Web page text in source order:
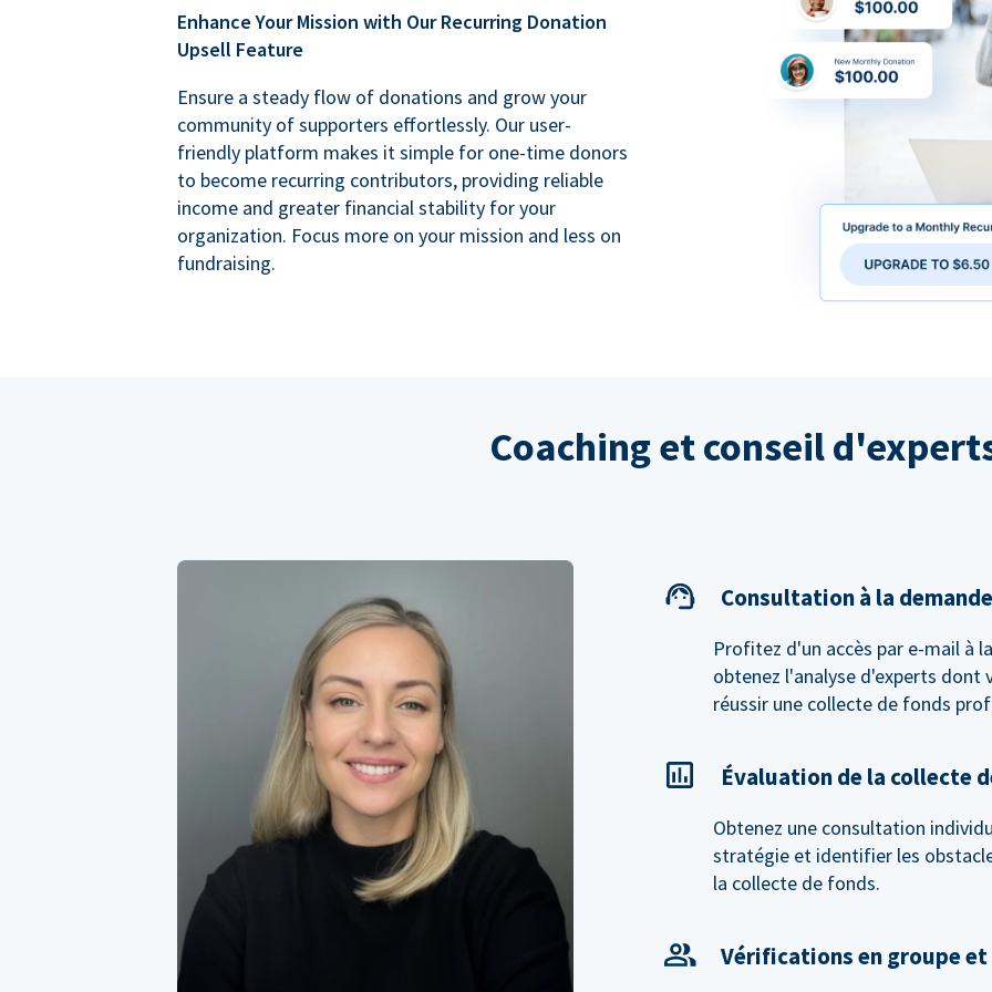
Enhance Your Mission with Our Recurring Donation
Upsell Feature
Ensure a steady flow of donations and grow your
community of supporters effortlessly. Our user-
friendly platform makes it simple for one-time donors
to become recurring contributors, providing reliable
income and greater financial stability for your
organization. Focus more on your mission and less on
fundraising.
Coaching et conseil
Consultation à la
Profitez d'un accès par e-mail à
obtenez l'analyse d'experts dont
réussir une collecte de fonds
Évaluation de la collecte
Obtenez une consultation
stratégie et identifier les
la collecte de fonds.
Vérifications en groupe